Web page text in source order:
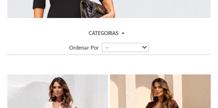
CATEGORIAS
Ordenar Por